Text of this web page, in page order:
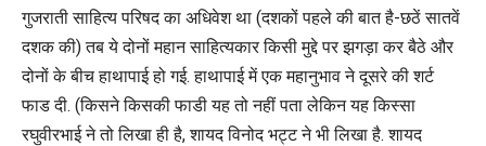
गुजराती साहित्य परिषद का अधिवेश था (दशकों पहले की बात है-छठें सातवें
दशक की) तब ये दोनों महान साहित्यकार किसी मुद्दे पर झगड़ा कर बैठे और
दोनों के बीच हाथापाई हो गई. हाथापाई में एक महानुभाव ने दूसरे की शर्ट
फाड दी. (किसने किसकी फाडी यह तो नहीं पता लेकिन यह किस्सा
रघुवीरभाई ने तो लिखा ही है, शायद विनोद भट्ट ने भी लिखा है. शायद